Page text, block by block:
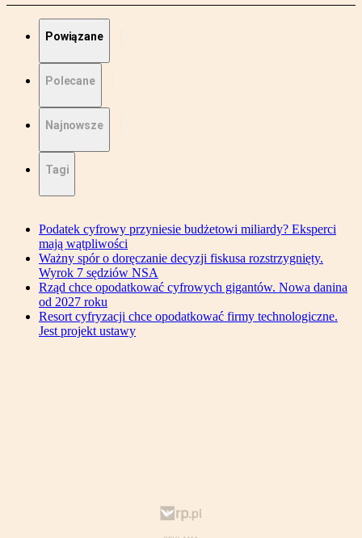
Powiązane
Polecane
Najnowsze
Tagi
Podatek cyfrowy przyniesie budżetowi miliardy? Eksperci
mają wątpliwości
Ważny spór o doręczanie decyzji fiskusa rozstrzygnięty.
Wyrok 7 sędziów NSA
Rząd chce opodatkować cyfrowych gigantów. Nowa danina
od 2027 roku
Resort cyfryzacji chce opodatkować firmy technologiczne.
Jest projekt ustawy